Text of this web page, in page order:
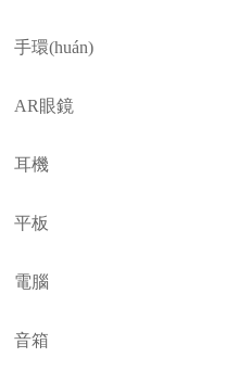
手環(huán)
AR眼鏡
耳機
平板
電腦
音箱